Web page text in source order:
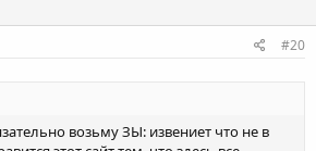
#20
возьму ЗЫ: извениет что не в